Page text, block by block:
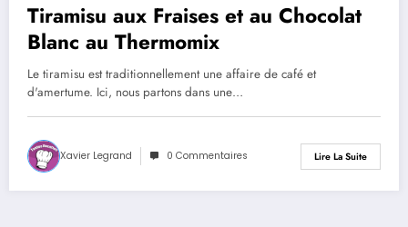
Tiramisu aux Fraises et au Chocolat
Blanc au Thermomix
Le tiramisu est traditionnellement une affaire de café et
d'amertume. Ici, nous partons dans une…
Xavier Legrand 0 Commentaires Lire La Suite